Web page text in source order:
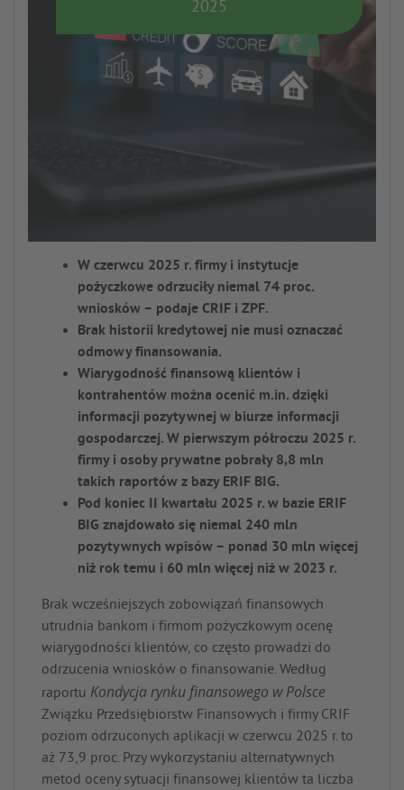
2025
W czerwcu 2025 r. firmy i instytucje
pożyczkowe odrzuciły niemal 74 proc.
wniosków – podaje CRIF i ZPF.
Brak historii kredytowej nie musi oznaczać
odmowy finansowania.
Wiarygodność finansową klientów i
kontrahentów można ocenić m.in. dzięki
informacji pozytywnej w biurze informacji
gospodarczej. W pierwszym półroczu 2025 r.
firmy i osoby prywatne pobrały 8,8 mln
takich raportów z bazy ERIF BIG.
Pod koniec II kwartału 2025 r. w bazie ERIF
BIG znajdowało się niemal 240 mln
pozytywnych wpisów – ponad 30 mln więcej
niż rok temu i 60 mln więcej niż w 2023 r.
Brak wcześniejszych zobowiązań finansowych
utrudnia bankom i firmom pożyczkowym ocenę
wiarygodności klientów, co często prowadzi do
odrzucenia wniosków o finansowanie. Według
raportu Kondycja rynku finansowego w Polsce
Związku Przedsiębiorstw Finansowych i firmy CRIF
poziom odrzuconych aplikacji w czerwcu 2025 r. to
aż 73,9 proc. Przy wykorzystaniu alternatywnych
metod oceny sytuacji finansowej klientów ta liczba